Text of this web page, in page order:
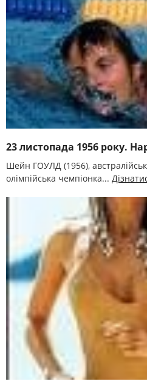
23 листопада 1956 року.
Шейн ГОУЛД (1956),
олімпійська чемпіонка...